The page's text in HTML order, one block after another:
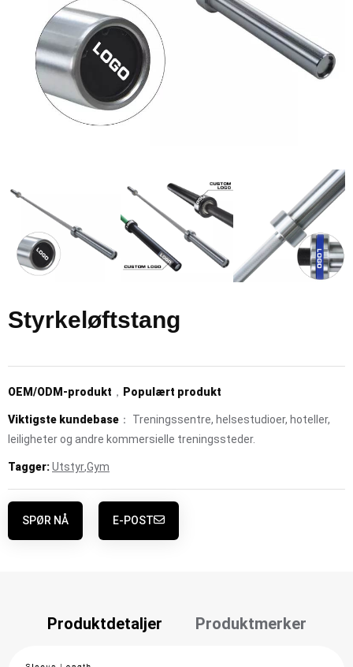
Styrkeløftstang
OEM/ODM-produkt ， Populært produkt
Viktigste kundebase ： Treningssentre, helsestudioer, hoteller,
leiligheter og andre kommersielle treningssteder.
Tagger:Utstyr,Gym
SPØR NÅ E-POST
Produktdetaljer Produktmerker